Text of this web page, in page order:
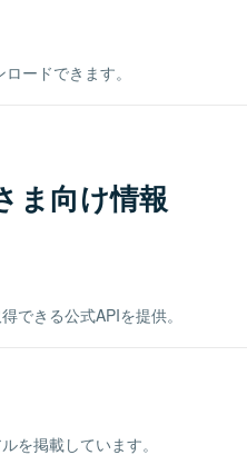
ードできます。
ま向け情報
できる公式APIを提供。
を掲載しています。